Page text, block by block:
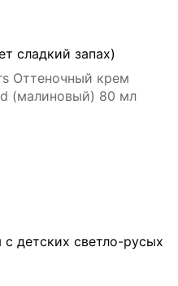
сладкий запах)
Оттеночный крем
(малиновый) 80 мл
с детских светло-русых